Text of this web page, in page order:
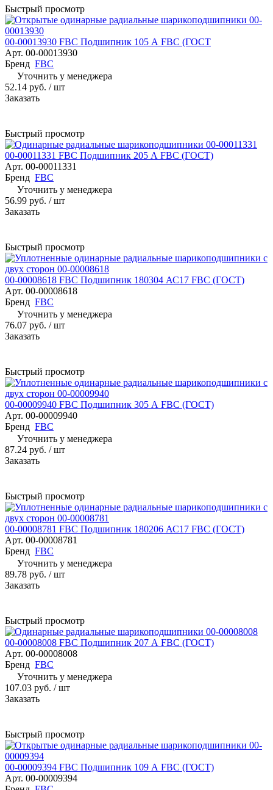
Быстрый просмотр
00-00013930 FBC Подшипник 105 А FBC (ГОСТ
Арт. 00-00013930
Бренд FBC
Уточнить у менеджера
52.14 руб. / шт
Заказать
Быстрый просмотр
00-00011331 FBC Подшипник 205 А FBC (ГОСТ)
Арт. 00-00011331
Бренд FBC
Уточнить у менеджера
56.99 руб. / шт
Заказать
Быстрый просмотр
00-00008618 FBC Подшипник 180304 АС17 FBC (ГОСТ)
Арт. 00-00008618
Бренд FBC
Уточнить у менеджера
76.07 руб. / шт
Заказать
Быстрый просмотр
00-00009940 FBC Подшипник 305 А FBC (ГОСТ)
Арт. 00-00009940
Бренд FBC
Уточнить у менеджера
87.24 руб. / шт
Заказать
Быстрый просмотр
00-00008781 FBC Подшипник 180206 АС17 FBC (ГОСТ)
Арт. 00-00008781
Бренд FBC
Уточнить у менеджера
89.78 руб. / шт
Заказать
Быстрый просмотр
00-00008008 FBC Подшипник 207 А FBC (ГОСТ)
Арт. 00-00008008
Бренд FBC
Уточнить у менеджера
107.03 руб. / шт
Заказать
Быстрый просмотр
00-00009394 FBC Подшипник 109 А FBC (ГОСТ)
Арт. 00-00009394